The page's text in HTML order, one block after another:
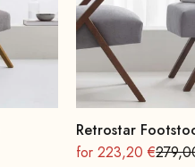
Retrostar
On sale
for 223,20 €